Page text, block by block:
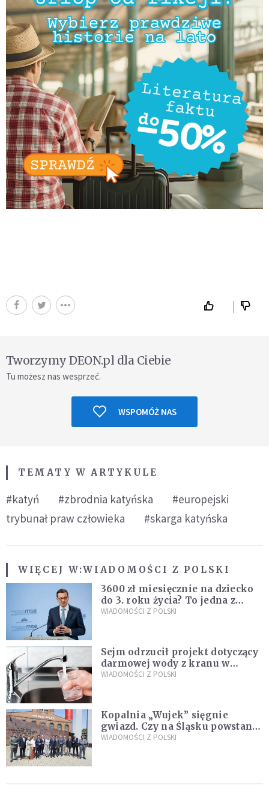
Tworzymy DEON.pl dla Ciebie
Tu możesz nas wesprzeć.
WSPOMÓŻ NAS
TEMATY W ARTYKULE
#katyń #zbrodnia katyńska
#europejski
trybunał praw człowieka
#skarga katyńska
WIĘCEJ W:WIADOMOŚCI Z POLSKI
3600 zł miesięcznie na dziecko
do 3. roku życia? To jedna z
propozycji programu "Rozwój
WIADOMOŚCI Z POLSKI
Sejm odrzucił projekt dotyczący
darmowej wody z kranu w
restauracjach
WIADOMOŚCI Z POLSKI
Kopalnia „Wujek” sięgnie
gwiazd. Czy na Śląsku powstanie
„Dolina Krzemowa”?
WIADOMOŚCI Z POLSKI